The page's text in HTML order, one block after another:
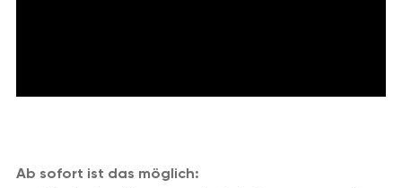
Ab sofort ist das möglich: